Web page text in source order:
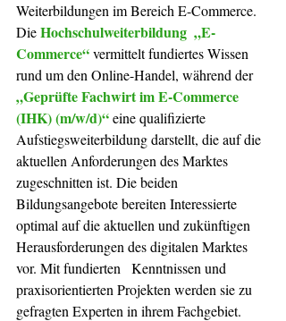
Weiterbildungen im Bereich E-Commerce.
Die Hochschulweiterbildung  „E-
Commerce“vermittelt fundiertes Wissen
rund um den Online-Handel, während der
„Geprüfte Fachwirt im E-Commerce
(IHK) (m/w/d)“eine qualifizierte
Aufstiegsweiterbildung darstellt, die auf die
aktuellen Anforderungen des Marktes
zugeschnitten ist. Die beiden
Bildungsangebote bereiten Interessierte
optimal auf die aktuellen und zukünftigen
Herausforderungen des digitalen Marktes
vor. Mit fundierten   Kenntnissen und
praxisorientierten Projekten werden sie zu
gefragten Experten in ihrem Fachgebiet.